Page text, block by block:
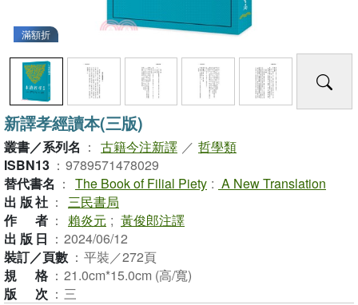
滿額折
新譯孝經讀本(三版)
叢書／系列名 ： 古籍今注新譯 ／ 哲學類
ISBN13 ： 9789571478029
替代書名 ： The Book of Filial Piety : A New Translation
出版社 ： 三民書局
作者 ： 賴炎元 ; 黃俊郎注譯
出版日 ： 2024/06/12
裝訂／頁數 ： 平裝／272頁
規格 ： 21.0cm*15.0cm (高/寬)
版次 ： 三